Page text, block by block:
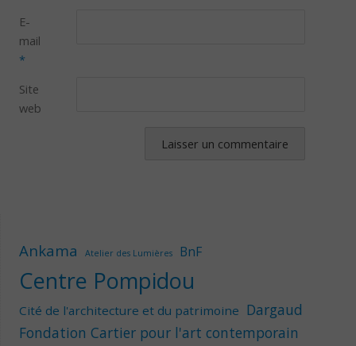
E-
mail
*
Site
web
Ankama Atelier des Lumières BnF
Centre Pompidou
Cité de l'architecture et du patrimoine Dargaud
Fondation Cartier pour l'art contemporain